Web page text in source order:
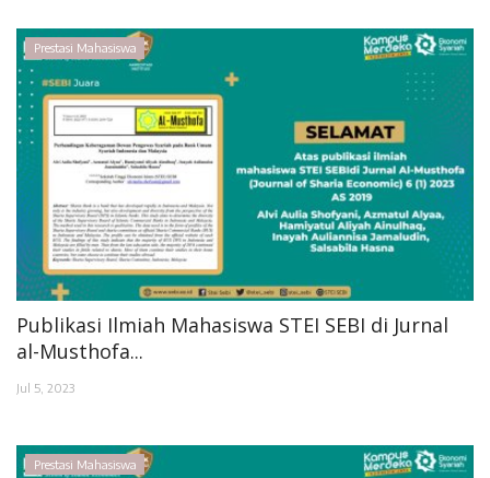
Prestasi Mahasiswa
Publikasi Ilmiah Mahasiswa STEI SEBI di Jurnal
al-Musthofa...
Jul 5, 2023
Prestasi Mahasiswa